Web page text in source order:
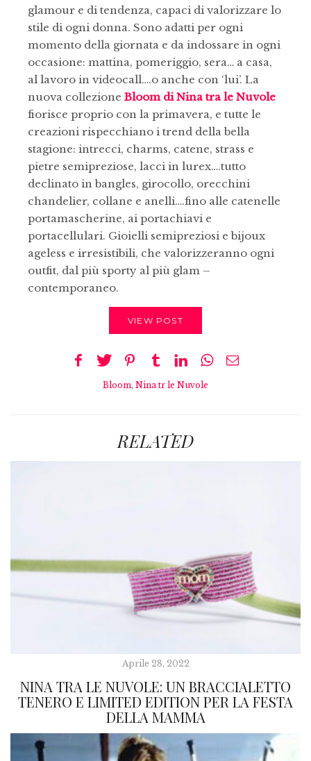
glamour e di tendenza, capaci di valorizzare lo
stile di ogni donna. Sono adatti per ogni
momento della giornata e da indossare in ogni
occasione: mattina, pomeriggio, sera… a casa,
al lavoro in videocall….o anche con ‘lui’. La
nuova collezione Bloom di Nina tra le Nuvole
fiorisce proprio con la primavera, e tutte le
creazioni rispecchiano i trend della bella
stagione: intrecci, charms, catene, strass e
pietre semipreziose, lacci in lurex….tutto
declinato in bangles, girocollo, orecchini
chandelier, collane e anelli….fino alle catenelle
portamascherine, ai portachiavi e
portacellulari. Gioielli semipreziosi e bijoux
ageless e irresistibili, che valorizzeranno ogni
outfit, dal più sporty al più glam –
contemporaneo.
VIEW POST
Bloom, Nina tr le Nuvole
RELATED
Aprile 28, 2022
NINA TRA LE NUVOLE: UN BRACCIALETTO
TENERO E LIMITED EDITION PER LA FESTA
DELLA MAMMA